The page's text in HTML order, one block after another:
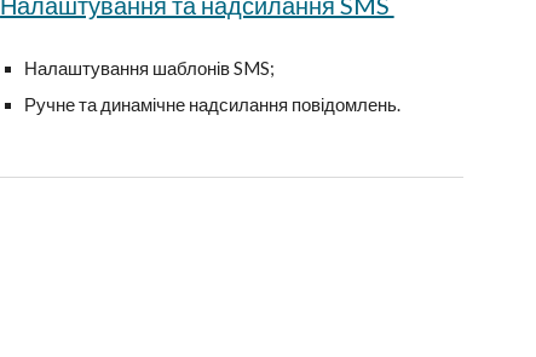
Налаштування шаблонів SMS;
Ручне та динамічне надсилання повідомлень.